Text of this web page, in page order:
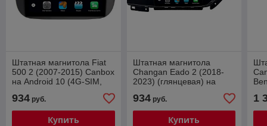
Штатная магнитола Fiat
500 2 (2007-2015) Canbox
на Android 10 (4G-SIM,
934 руб.
Купить
Штатная магнитола
Changan Eado 2 (2018-
2023) (глянцевая) на
Android 10 4G-SIM, 2/32,
TS18, DSP, QLed
934руб.
Купить
1